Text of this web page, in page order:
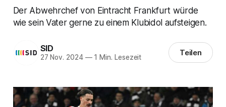
Der Abwehrchef von Eintracht Frankfurt würde
wie sein Vater gerne zu einem Klubidol aufsteigen.
SID
27 Nov. 2024 —1 Min. Lesezeit Teilen